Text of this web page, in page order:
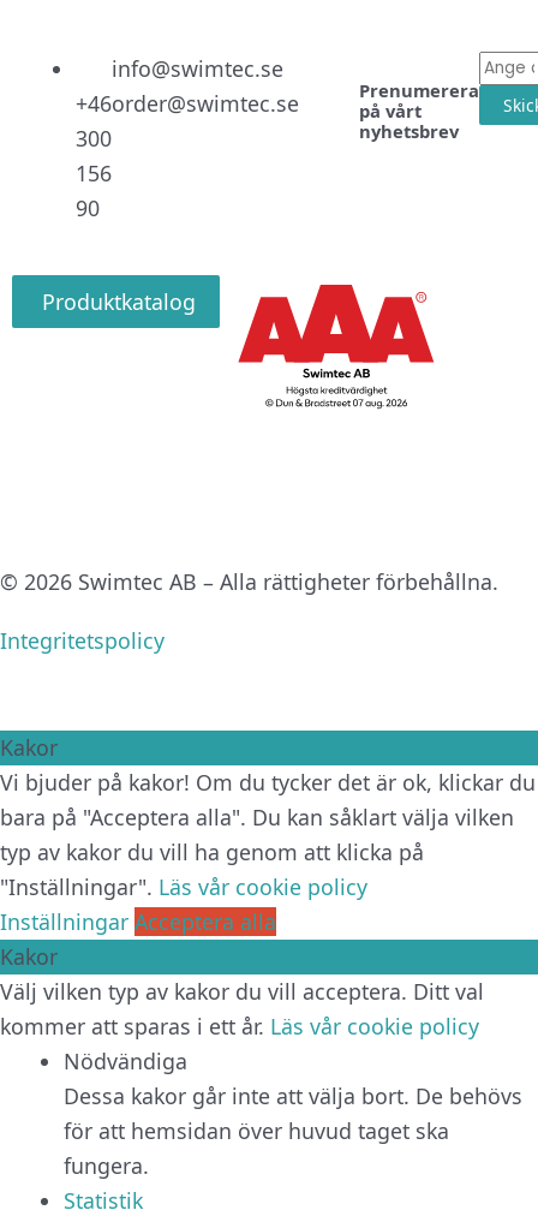
+46
300
156
90
info@swimtec.se
order@swimtec.se
Prenumerera
på vårt
nyhetsbrev
E-
post
Produktkatalog
© 2026 Swimtec AB – Alla rättigheter förbehållna.
Integritetspolicy
Kakor
Vi bjuder på kakor! Om du tycker det är ok, klickar du
bara på "Acceptera alla". Du kan såklart välja vilken
typ av kakor du vill ha genom att klicka på
"Inställningar". Läs vår cookie policy
Inställningar Acceptera alla
Kakor
Välj vilken typ av kakor du vill acceptera. Ditt val
kommer att sparas i ett år. Läs vår cookie policy
Nödvändiga
Dessa kakor går inte att välja bort. De behövs
för att hemsidan över huvud taget ska
fungera.
Statistik